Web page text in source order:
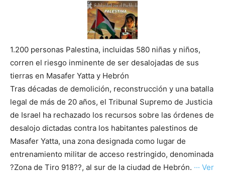
1.200 personas Palestina, incluidas 580 niñas y niños,
corren el riesgo inminente de ser desalojadas de sus
tierras en Masafer Yatta y Hebrón
Tras décadas de demolición, reconstrucción y una batalla
legal de más de 20 años, el Tribunal Supremo de Justicia
de Israel ha rechazado los recursos sobre las órdenes de
desalojo dictadas contra los habitantes palestinos de
Masafer Yatta, una zona designada como lugar de
entrenamiento militar de acceso restringido, denominada
?Zona de Tiro 918??, al sur de la ciudad de Hebrón. ··· Ver